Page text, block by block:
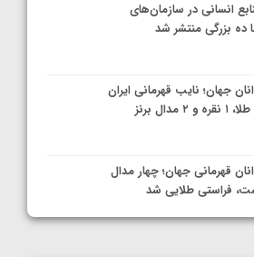
انسانی در سازمان‌های
ده بزرگی منتشر شد
جهان؛ نایب قهرمانی ایران
قهرمانی جهان؛ چهار مدال
فراستی طلایی شد